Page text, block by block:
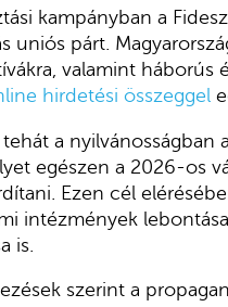
kampányban a
uniós párt.
valamint
hirdetési összeggel
a
egészen a 2026-os
Ezen cél
intézmények
is.
szerint a